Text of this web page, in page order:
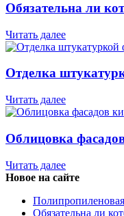
Обязательна ли
Читать далее
Отделка
Читать далее
Облицовка
Читать далее
Новое на сайте
Обязательна ли